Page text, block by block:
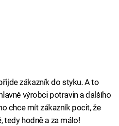
zákazník do styku. A to
výrobci potravin a dalšího
chce mít zákazník pocit, že
tedy hodně a za málo!